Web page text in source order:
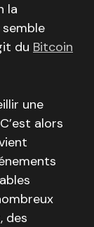
la
du Bitcoin
une
alors
des